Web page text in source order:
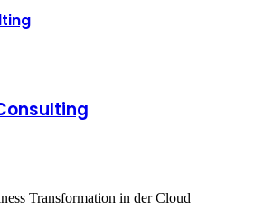
Transformation in der Cloud